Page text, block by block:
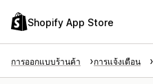
Shopify App Store
การออกแบบร้านค้า การแจ้งเตือน